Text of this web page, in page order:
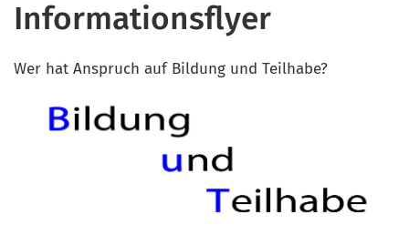
Informationsflyer
Wer hat Anspruch auf Bildung und Teilhabe?